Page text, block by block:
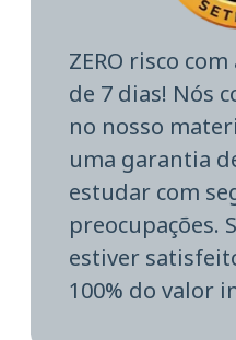
ZERO risco
de 7 dias! Nós
no nosso
uma garantia
estudar com
preocupações.
estiver
100% do valor